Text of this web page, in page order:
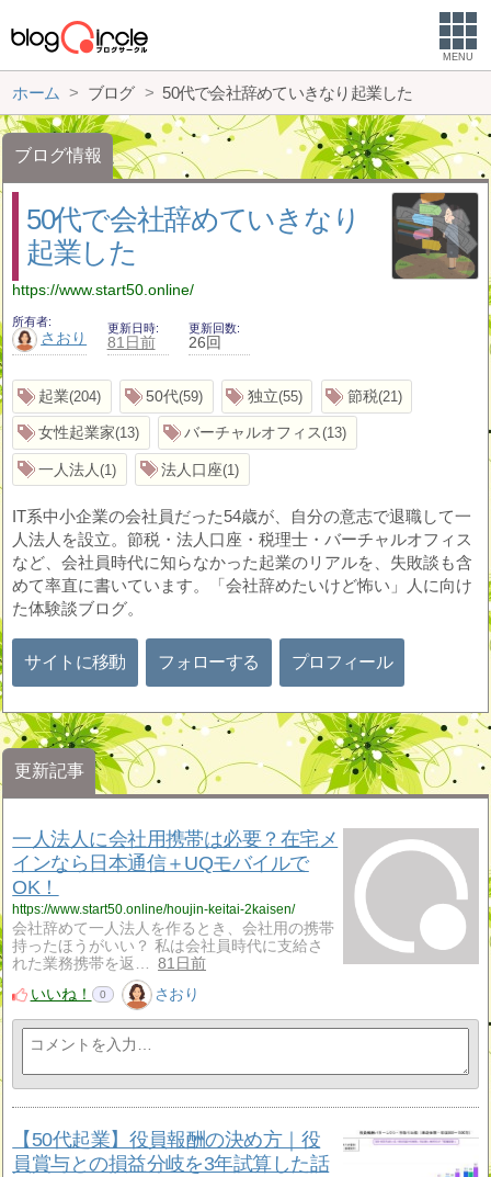
MENU
ホーム ブログ 50代で会社辞めていきなり起業した
ブログ情報
50代で会社辞めていきなり
起業した
https://www.start50.online/
所有者
さおり
更新日時
81日前
更新回数
26回
起業 204 50代 59 独立 55 節税 21
女性起業家 13 バーチャルオフィス 13
一人法人 1 法人口座 1
IT系中小企業の会社員だった54歳が、自分の意志で退職して一
人法人を設立。節税・法人口座・税理士・バーチャルオフィス
など、会社員時代に知らなかった起業のリアルを、失敗談も含
めて率直に書いています。「会社辞めたいけど怖い」人に向け
た体験談ブログ。
サイトに移動 フォローする プロフィール
更新記事
一人法人に会社用携帯は必要？在宅メ
インなら日本通信＋UQモバイルで
OK！
https://www.start50.online/houjin-keitai-2kaisen/
会社辞めて一人法人を作るとき、会社用の携帯
持ったほうがいい？ 私は会社員時代に支給さ
れた業務携帯を返…
81日前
いいね！
0 さおり
【50代起業】役員報酬の決め方｜役
員賞与との損益分岐を3年試算した話